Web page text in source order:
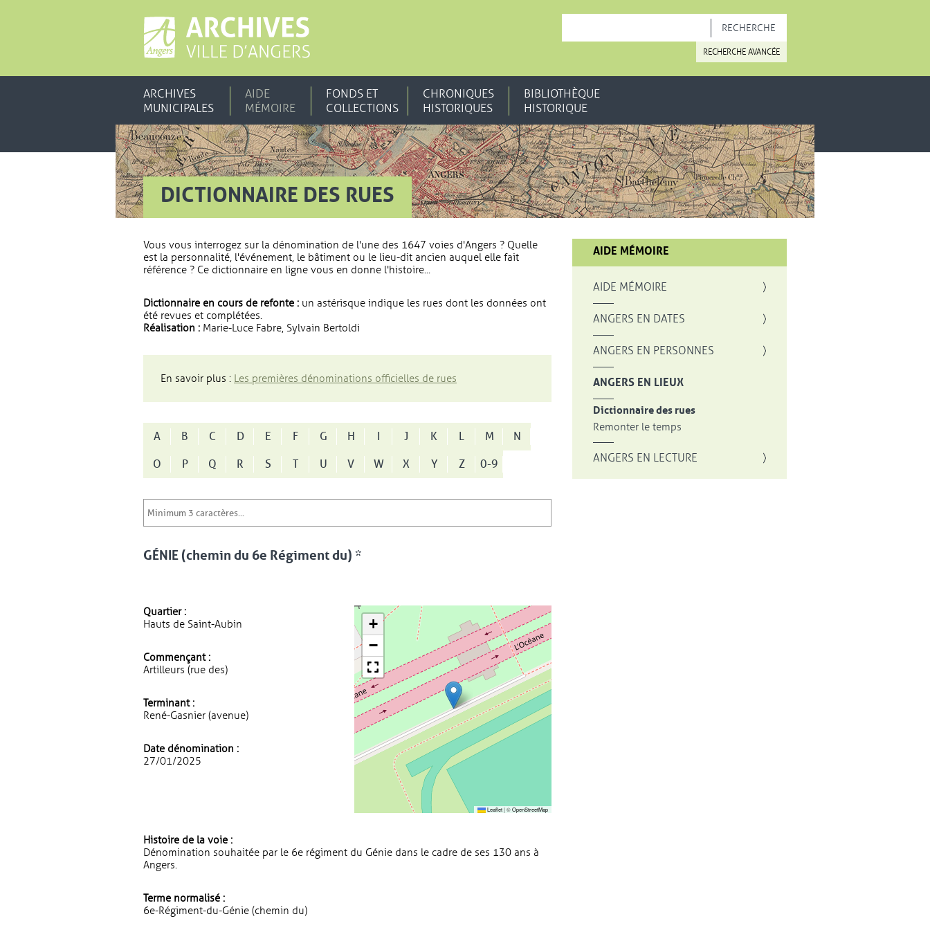
RECHERCHE AVANCÉE
ARCHIVES
MUNICIPALES
AIDE
MÉMOIRE
FONDS ET
COLLECTIONS
CHRONIQUES
HISTORIQUES
BIBLIOTHÈQUE
HISTORIQUE
DICTIONNAIRE DES RUES
Vous vous interrogez sur la dénomination de l'une des 1647 voies d'Angers ? Quelle
est la personnalité, l'événement, le bâtiment ou le lieu-dit ancien auquel elle fait
référence ? Ce dictionnaire en ligne vous en donne l'histoire...
Dictionnaire en cours de refonte : un astérisque indique les rues dont les données ont
été revues et complétées.
Réalisation : Marie-Luce Fabre, Sylvain Bertoldi
En savoir plus : Les premières dénominations officielles de rues
A B C D E F G H I J K L M
N
O
P Q R S T U V W X Y Z 0-9
GÉNIE (chemin du 6e Régiment du) *
Quartier :
Hauts de Saint-Aubin
Commençant :
Artilleurs (rue des)
Terminant :
René-Gasnier (avenue)
Date dénomination :
27/01/2025
+
−
Leaflet|©OpenStreetMap
Histoire de la voie :
Dénomination souhaitée par le 6e régiment du Génie dans le cadre de ses 130 ans à
Angers.
Terme normalisé :
6e-Régiment-du-Génie (chemin du)
AIDE MÉMOIRE
AIDE MÉMOIRE
ANGERS EN DATES
ANGERS EN PERSONNES
ANGERS EN LIEUX
Dictionnaire des rues
Remonter le temps
ANGERS EN LECTURE